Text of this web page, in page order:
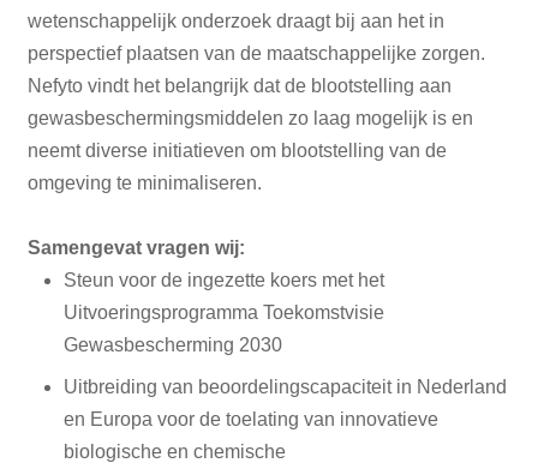
wetenschappelijk onderzoek draagt bij aan het in
perspectief plaatsen van de maatschappelijke zorgen.
Nefyto vindt het belangrijk dat de blootstelling aan
gewasbeschermingsmiddelen zo laag mogelijk is en
neemt diverse initiatieven om blootstelling van de
omgeving te minimaliseren.
Samengevat vragen wij:
Steun voor de ingezette koers met het
Uitvoeringsprogramma Toekomstvisie
Gewasbescherming 2030
Uitbreiding van beoordelingscapaciteit in Nederland
en Europa voor de toelating van innovatieve
biologische en chemische